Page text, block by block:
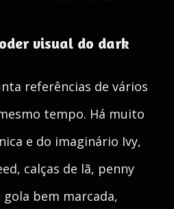
visual do dark
referências de vários
tempo. Há muito
e do imaginário Ivy,
calças de lã, penny
bem marcada,